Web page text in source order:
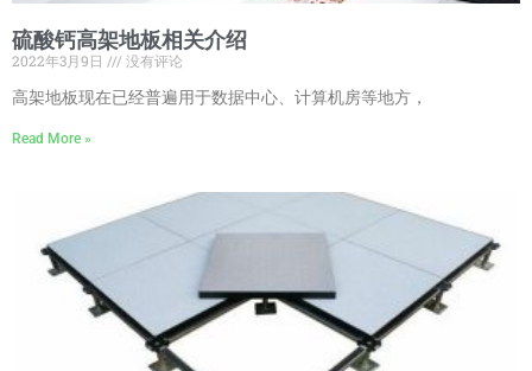
硫酸钙高架地板相关介绍
2022年3月9日
没有评论
高架地板现在已经普遍用于数据中心、计算机房等地方，
Read More »